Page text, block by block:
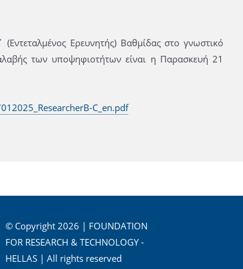
Ερευνητής) Βαθμίδας στο γνωστικό
των υποψηφιοτήτων είναι η Παρασκευή 21
C_en.pdf
© Copyright 2026 | FOUNDATION
FOR RESEARCH & TECHNOLOGY -
HELLAS | All rights reserved